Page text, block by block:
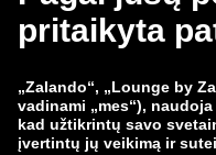
„Zalando“ grupė
ABOUT YOU